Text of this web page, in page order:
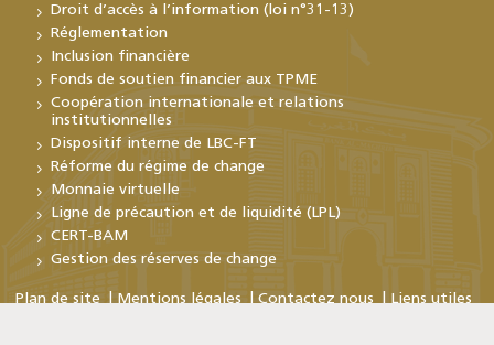
Droit d’accès à l’information (loi n°31-13)
Réglementation
Inclusion financière
Fonds de soutien financier aux TPME
Coopération internationale et relations
institutionnelles
Dispositif interne de LBC-FT
Réforme du régime de change
Monnaie virtuelle
Ligne de précaution et de liquidité (LPL)
CERT-BAM
Gestion des réserves de change
Plan de site Mentions légales Contactez nous Liens utiles